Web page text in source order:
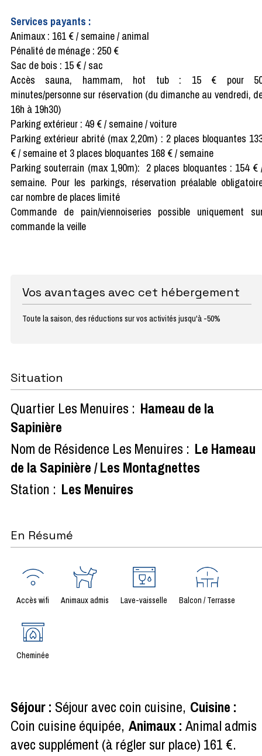
Services payants :
Animaux : 161 € / semaine / animal
Pénalité de ménage : 250 €
Sac de bois : 15 € / sac
Accès sauna, hammam, hot tub : 15 € pour
minutes/personne sur réservation (du dimanche au vendredi,
16h à 19h30)
Parking extérieur : 49 € / semaine / voiture
Parking extérieur abrité (max 2,20m) : 2 places bloquantes
€ / semaine et 3 places bloquantes 168 € / semaine
Parking souterrain (max 1,90m): 2 places bloquantes : 154 €
semaine. Pour les parkings, réservation préalable
car nombre de places limité
Commande de pain/viennoiseries possible uniquement
commande la veille
Vos avantages avec cet hébergement
Toute la saison, des réductions sur vos activités jusqu'à -50%
Situation
Quartier Les Menuires : Hameau de la
Sapinière
Nom de Résidence Les Menuires : Le Hameau
de la Sapinière / Les Montagnettes
Station : Les Menuires
En Résumé
Accès wifi Animaux admis Lave-vaisselle Balcon / Terrasse
Cheminée
Séjour: Séjour avec coin cuisine Cuisine :
Coin cuisine équipée Animaux: Animal admis
avec supplément (à régler sur place) 161 €